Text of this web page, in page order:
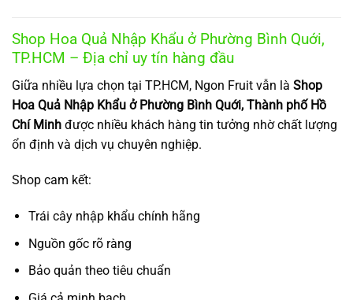
Shop Hoa Quả Nhập Khẩu ở Phường Bình Quới,
TP.HCM – Địa chỉ uy tín hàng đầu
Giữa nhiều lựa chọn tại TP.HCM, Ngon Fruit vẫn là Shop
Hoa Quả Nhập Khẩu ở Phường Bình Quới, Thành phố Hồ
Chí Minh được nhiều khách hàng tin tưởng nhờ chất lượng
ổn định và dịch vụ chuyên nghiệp.
Shop cam kết:
Trái cây nhập khẩu chính hãng
Nguồn gốc rõ ràng
Bảo quản theo tiêu chuẩn